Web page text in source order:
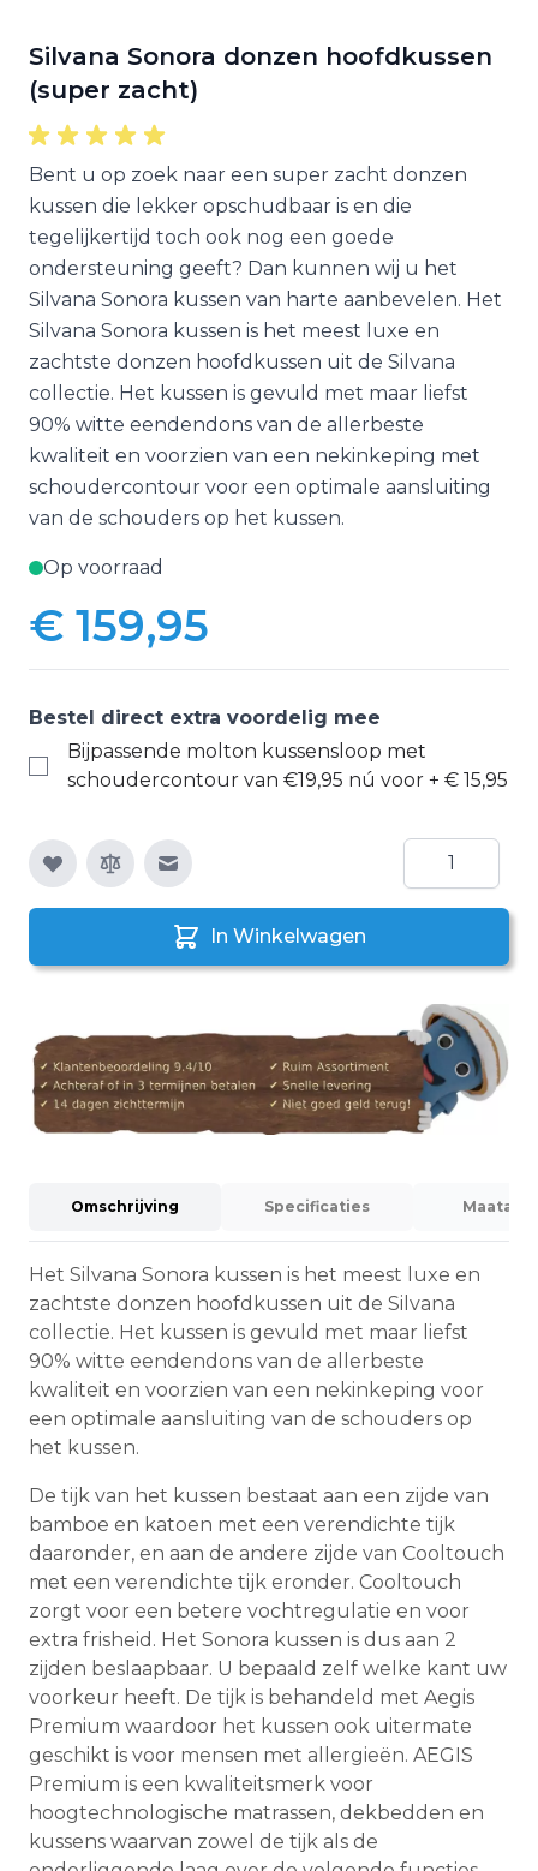
Silvana Sonora donzen hoofdkussen
(super zacht)
Bent u op zoek naar een super zacht donzen
kussen die lekker opschudbaar is en die
tegelijkertijd toch ook nog een goede
ondersteuning geeft? Dan kunnen wij u het
Silvana Sonora kussen van harte aanbevelen. Het
Silvana Sonora kussen is het meest luxe en
zachtste donzen hoofdkussen uit de Silvana
collectie. Het kussen is gevuld met maar liefst
90% witte eendendons van de allerbeste
kwaliteit en voorzien van een nekinkeping met
schoudercontour voor een optimale aansluiting
van de schouders op het kussen.
Op voorraad
€ 159,95
Bestel direct extra voordelig mee
Bijpassende molton kussensloop met
schoudercontour van €19,95 nú voor + € 15,95
E-mail naar een vriend
Aantal
In Winkelwagen
Omschrijving Specificaties
Het Silvana Sonora kussen is het meest luxe en
zachtste donzen hoofdkussen uit de Silvana
collectie. Het kussen is gevuld met maar liefst
90% witte eendendons van de allerbeste
kwaliteit en voorzien van een nekinkeping voor
een optimale aansluiting van de schouders op
het kussen.
De tijk van het kussen bestaat aan een zijde van
bamboe en katoen met een verendichte tijk
daaronder, en aan de andere zijde van Cooltouch
met een verendichte tijk eronder. Cooltouch
zorgt voor een betere vochtregulatie en voor
extra frisheid. Het Sonora kussen is dus aan 2
zijden beslaapbaar. U bepaald zelf welke kant uw
voorkeur heeft. De tijk is behandeld met Aegis
Premium waardoor het kussen ook uitermate
geschikt is voor mensen met allergieën. AEGIS
Premium is een kwaliteitsmerk voor
hoogtechnologische matrassen, dekbedden en
kussens waarvan zowel de tijk als de